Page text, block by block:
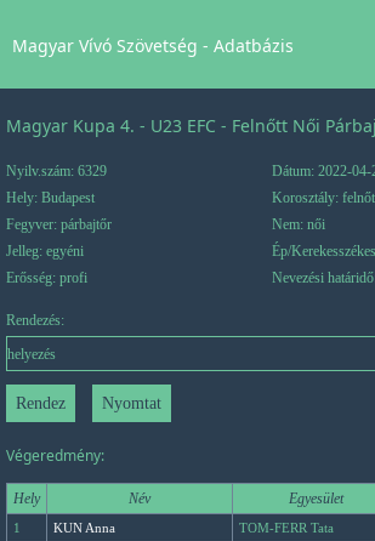
Magyar Vívó Szövetség - Adatbázis
Magyar Kupa 4. - U23 EFC - Felnőtt Női
Nyilv.szám: 6329
Dátum: 2022-04-
Hely: Budapest
Korosztály:
Fegyver: párbajtőr
Nem: női
Jelleg: egyéni
Ép/
Erősség: profi
Nevezési
Rendezés:
Végeredmény:
Hely Név Egyesület
1 KUN Anna TOM-FERR Tata